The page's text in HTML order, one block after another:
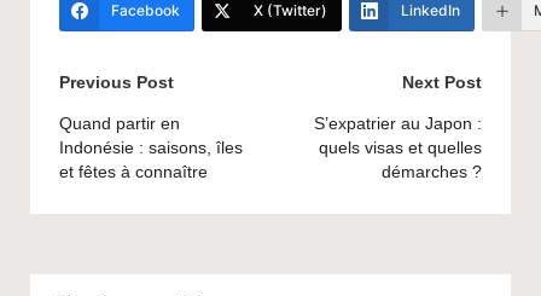
Facebook X (Twitter) LinkedIn
Post
navigation
Previous Post
Quand partir en
Indonésie : saisons, îles
et fêtes à connaître
Next Post
S’expatrier au Japon :
quels visas et quelles
démarches ?